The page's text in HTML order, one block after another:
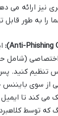
نیز ارائه
را به طور قابل
(شامل
تنظیم کنید.
از سوی
می کند تا
که توسط